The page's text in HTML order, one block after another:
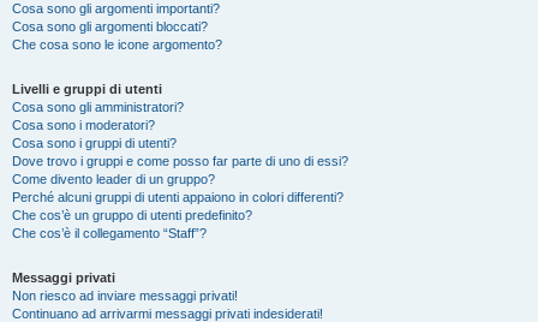
Cosa sono gli argomenti importanti?
Cosa sono gli argomenti bloccati?
Che cosa sono le icone argomento?
Livelli e gruppi di utenti
Cosa sono gli amministratori?
Cosa sono i moderatori?
Cosa sono i gruppi di utenti?
Dove trovo i gruppi e come posso far parte di uno di essi?
Come divento leader di un gruppo?
Perché alcuni gruppi di utenti appaiono in colori differenti?
Che cos’è un gruppo di utenti predefinito?
Che cos’è il collegamento “Staff”?
Messaggi privati
Non riesco ad inviare messaggi privati!
Continuano ad arrivarmi messaggi privati indesiderati!